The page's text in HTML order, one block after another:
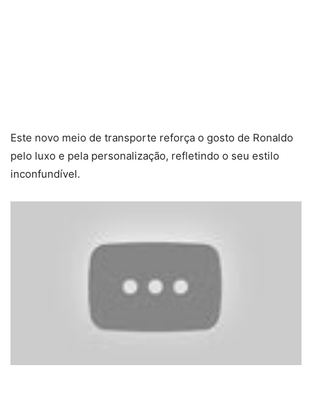
Este novo meio de transporte reforça o gosto de Ronaldo
pelo luxo e pela personalização, refletindo o seu estilo
inconfundível.